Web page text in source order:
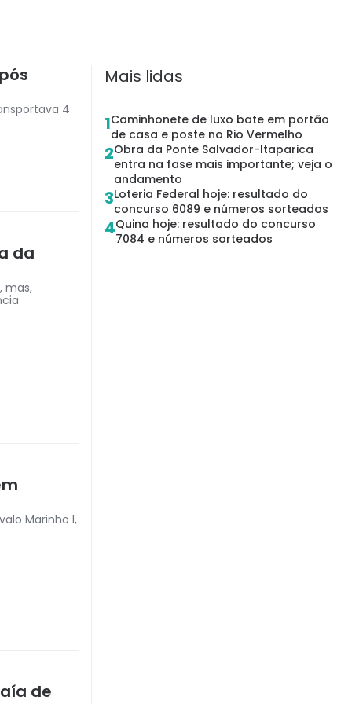
4
da
mas,
Marinho I,
de
Mais lidas
1Caminhonete de luxo bate em portão
de casa e poste no Rio Vermelho
2Obra da Ponte Salvador-Itaparica
entra na fase mais importante; veja o
andamento
3Loteria Federal hoje: resultado do
concurso 6089 e números sorteados
4Quina hoje: resultado do concurso
7084 e números sorteados